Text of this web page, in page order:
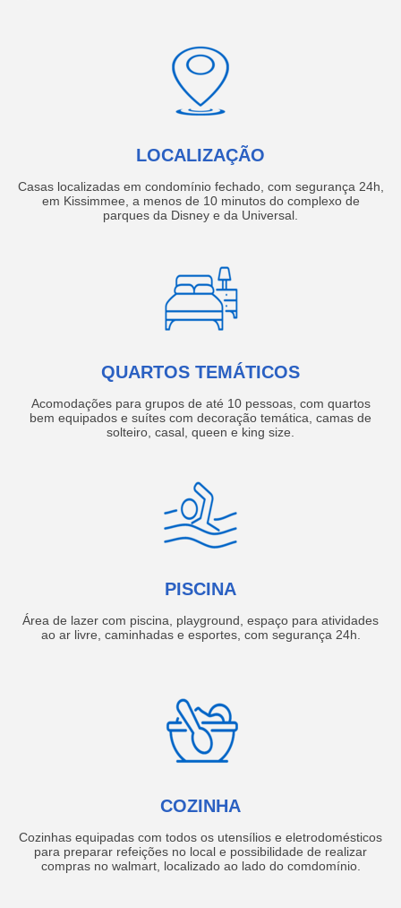
LOCALIZAÇÃO
Casas localizadas em condomínio fechado, com segurança 24h,
em Kissimmee, a menos de 10 minutos do complexo de
parques da Disney e da Universal.
QUARTOS TEMÁTICOS
Acomodações para grupos de até 10 pessoas, com quartos
bem equipados e suítes com decoração temática, camas de
solteiro, casal, queen e king size.
PISCINA
Área de lazer com piscina, playground, espaço para atividades
ao ar livre, caminhadas e esportes, com segurança 24h.
COZINHA
Cozinhas equipadas com todos os utensílios e eletrodomésticos
para preparar refeições no local e possibilidade de realizar
compras no walmart, localizado ao lado do comdomínio.